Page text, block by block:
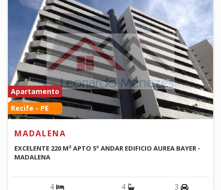
Apartamento
Recife - PE
MADALENA
EXCELENTE 220 M² APTO 5º ANDAR EDIFICIO AUREA BAYER -
MADALENA
4 4 3